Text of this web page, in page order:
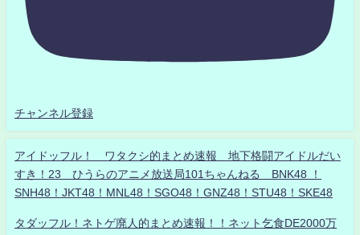
チャンネル登録
アイドッフル！ ワタクシ的まとめ速報 地下格闘アイドルだい
すき！23 ひうらのアニメ放送局101ちゃんねる BNK48 ！
SNH48！JKT48！MNL48！SGO48！GNZ48！STU48！SKE48
タダッフル！ネトゲ廃人的まとめ速報！！ネット乞食DE2000万